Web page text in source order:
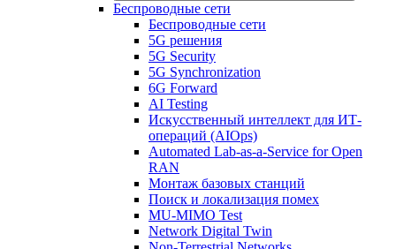
Беспроводные сети
Беспроводные сети
5G решения
5G Security
5G Synchronization
6G Forward
AI Testing
Искусственный интеллект для ИТ-
операций (AIOps)
Automated Lab-as-a-Service for Open
RAN
Монтаж базовых станций
Поиск и локализация помех
MU-MIMO Test
Network Digital Twin